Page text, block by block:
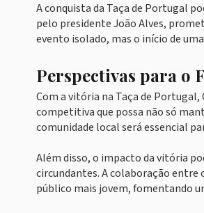
A conquista da Taça de Portugal
pelo presidente João Alves,
evento isolado, mas o início de
Perspectivas para o
Com a vitória na Taça de
competitiva que possa não só
comunidade local será essencial
Além disso, o impacto da vitória
circundantes. A colaboração entre
público mais jovem, fomentando